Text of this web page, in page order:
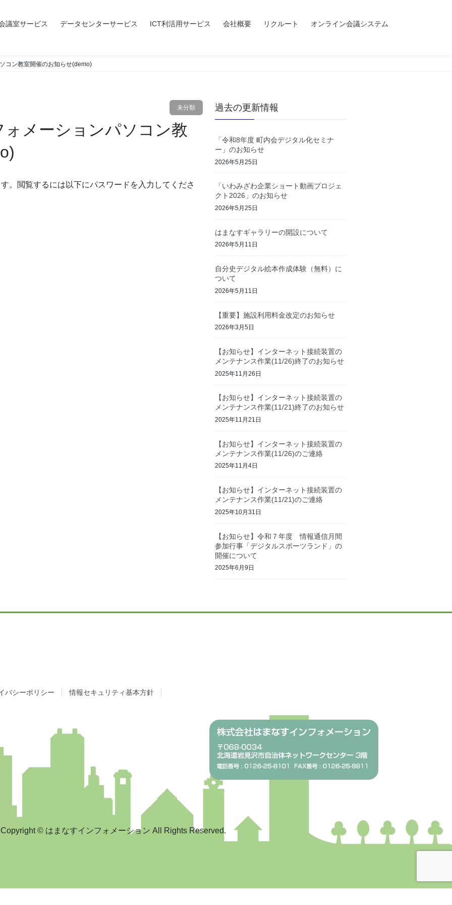
議室サービス データセンターサービス ICT利活用サービス 会社概要 リクルート オンライン会議システム
コン教室開催のお知らせ(demo)
未分類
。閲覧するには以下にパスワードを入力してくださ
過去の更新情報
「令和8年度 町内会デジタル化セミナ
ー」のお知らせ
2026年5月25日
「いわみざわ企業ショート動画プロジェ
クト2026」のお知らせ
2026年5月25日
はまなすギャラリーの開設について
2026年5月11日
自分史デジタル絵本作成体験（無料）に
ついて
2026年5月11日
【重要】施設利用料金改定のお知らせ
2026年3月5日
【お知らせ】インターネット接続装置の
メンテナンス作業(11/26)終了のお知らせ
2025年11月26日
【お知らせ】インターネット接続装置の
メンテナンス作業(11/21)終了のお知らせ
2025年11月21日
【お知らせ】インターネット接続装置の
メンテナンス作業(11/26)のご連絡
2025年11月4日
【お知らせ】インターネット接続装置の
メンテナンス作業(11/21)のご連絡
2025年10月31日
【お知らせ】令和７年度 情報通信月間
参加行事「デジタルスポーツランド」の
開催について
2025年6月9日
バシーポリシー 情報セキュリティ基本方針
Copyright © はまなすインフォメーション All Rights Reserved.